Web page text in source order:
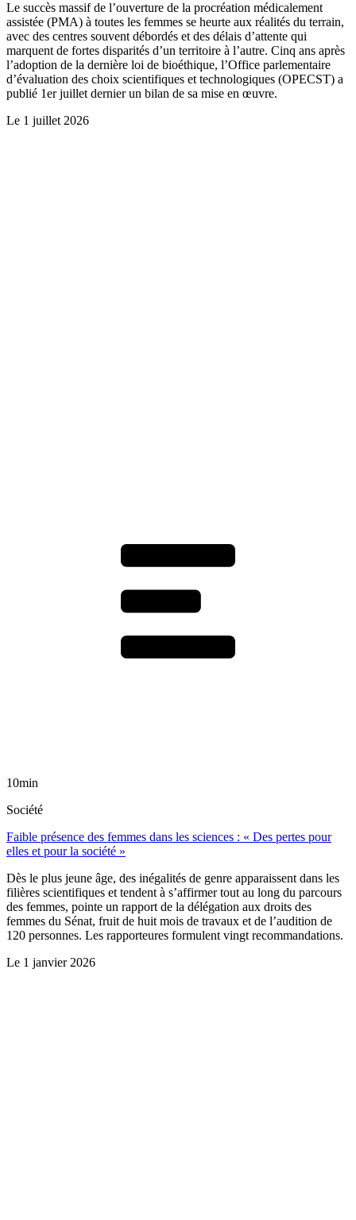
Le succès massif de l’ouverture de la procréation médicalement
assistée (PMA) à toutes les femmes se heurte aux réalités du terrain,
avec des centres souvent débordés et des délais d’attente qui
marquent de fortes disparités d’un territoire à l’autre. Cinq ans après
l’adoption de la dernière loi de bioéthique, l’Office parlementaire
d’évaluation des choix scientifiques et technologiques (OPECST) a
publié 1er juillet dernier un bilan de sa mise en œuvre.
Le 1 juillet 2026
10min
Société
Faible présence des femmes dans les sciences : « Des pertes pour
elles et pour la société »
Dès le plus jeune âge, des inégalités de genre apparaissent dans les
filières scientifiques et tendent à s’affirmer tout au long du parcours
des femmes, pointe un rapport de la délégation aux droits des
femmes du Sénat, fruit de huit mois de travaux et de l’audition de
120 personnes. Les rapporteures formulent vingt recommandations.
Le 1 janvier 2026